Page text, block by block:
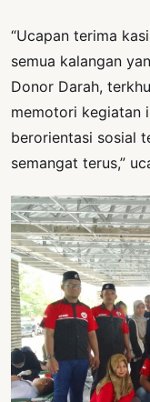
“Ucapan terima
semua kalangan
Donor Darah,
memotori kegiatan
berorientasi sosial
semangat terus,”